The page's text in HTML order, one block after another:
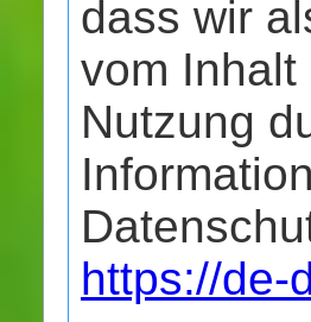
dass wir
vom
Nutzung
https://de-